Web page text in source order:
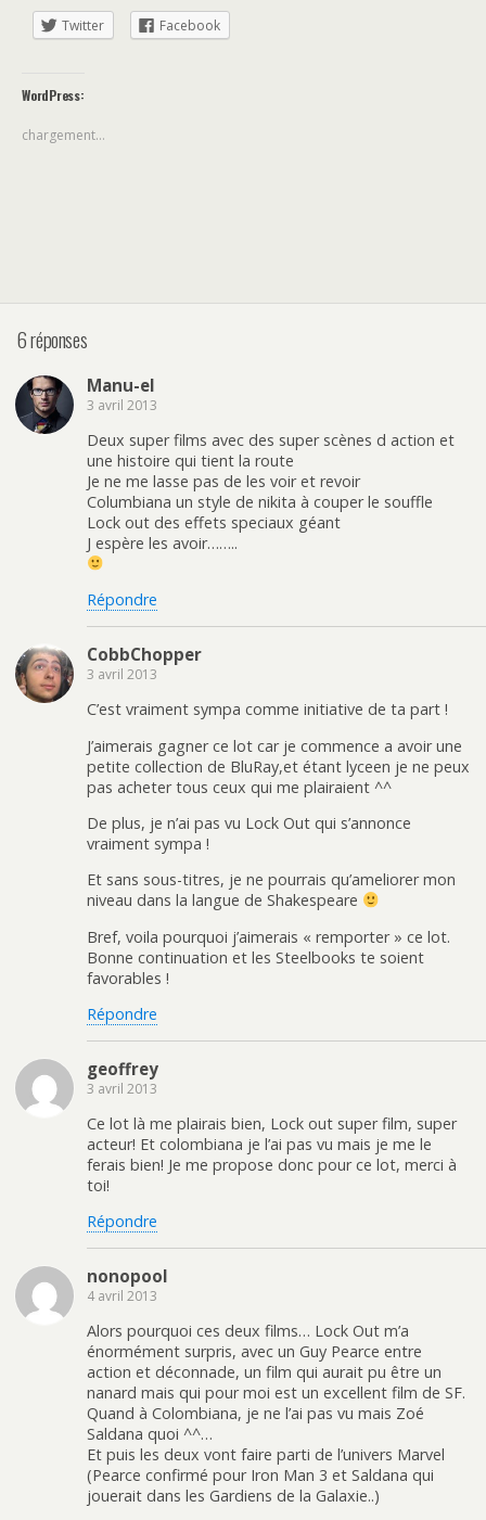
Twitter Facebook
WordPress:
chargement…
6 réponses
Manu-el
3 avril 2013
Deux super films avec des super scènes d action et
une histoire qui tient la route
Je ne me lasse pas de les voir et revoir
Columbiana un style de nikita à couper le souffle
Lock out des effets speciaux géant
J espère les avoir……..
Répondre
CobbChopper
3 avril 2013
C’est vraiment sympa comme initiative de ta part !
J’aimerais gagner ce lot car je commence a avoir une
petite collection de BluRay,et étant lyceen je ne peux
pas acheter tous ceux qui me plairaient ^^
De plus, je n’ai pas vu Lock Out qui s’annonce
vraiment sympa !
Et sans sous-titres, je ne pourrais qu’ameliorer mon
niveau dans la langue de Shakespeare
Bref, voila pourquoi j’aimerais « remporter » ce lot.
Bonne continuation et les Steelbooks te soient
favorables !
Répondre
geoffrey
3 avril 2013
Ce lot là me plairais bien, Lock out super film, super
acteur! Et colombiana je l’ai pas vu mais je me le
ferais bien! Je me propose donc pour ce lot, merci à
toi!
Répondre
nonopool
4 avril 2013
Alors pourquoi ces deux films… Lock Out m’a
énormément surpris, avec un Guy Pearce entre
action et déconnade, un film qui aurait pu être un
nanard mais qui pour moi est un excellent film de SF.
Quand à Colombiana, je ne l’ai pas vu mais Zoé
Saldana quoi ^^…
Et puis les deux vont faire parti de l’univers Marvel
(Pearce confirmé pour Iron Man 3 et Saldana qui
jouerait dans les Gardiens de la Galaxie..)